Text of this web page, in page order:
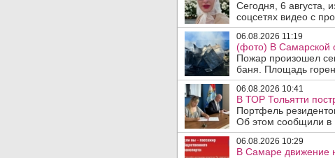
Сегодня, 6 августа,
соцсетях видео с
06.08.2026 11:19
(фото) В Самарской
Пожар произошел
баня. Площадь
06.08.2026 10:41
В ТОР Тольятти
Портфель
Об этом сообщили в ..
06.08.2026 10:29
В Самаре движение